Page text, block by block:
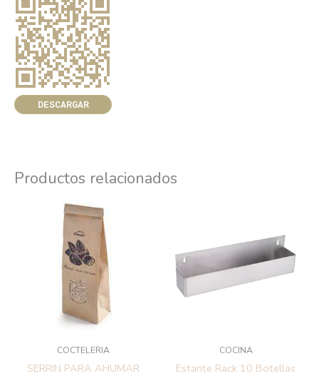
DESCARGAR
Productos relacionados
COCTELERIA
SERRIN PARA AHUMAR
COCINA
Estante Rack 10 Botellas